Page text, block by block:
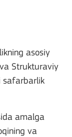
asosiy
Strukturaviy
safarbarlik
amalga
va